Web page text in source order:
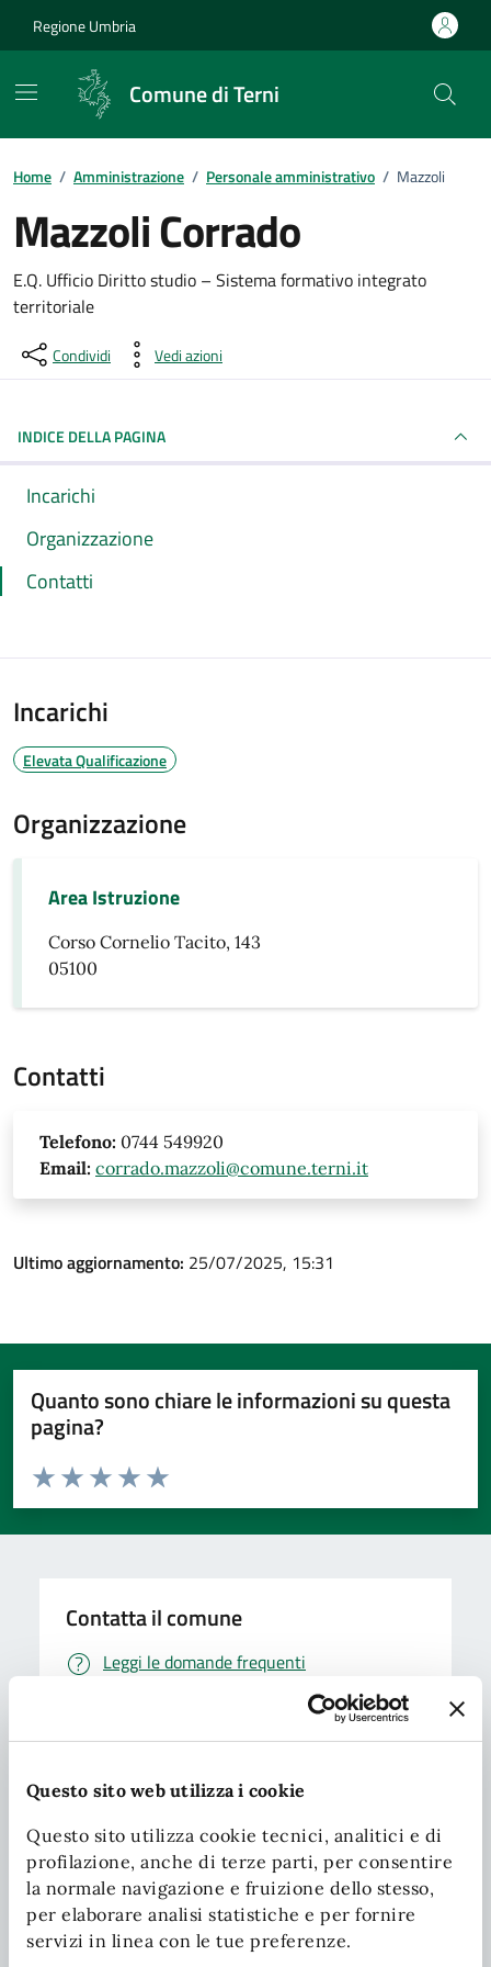
Questo sito web utilizza i cookie
Questo sito utilizza cookie tecnici, analitici e di
profilazione, anche di terze parti, per consentire
la normale navigazione e fruizione dello stesso,
per elaborare analisi statistiche e per fornire
servizi in linea con le tue preferenze.
Regione Umbria
Comune di Terni
Home / Amministrazione / Personale amministrativo / Mazzoli
Mazzoli Corrado
Dettagli della persona pubblica
E.Q. Ufficio Diritto studio – Sistema formativo integrato
territoriale
Condividi Vedi azioni
INDICE DELLA PAGINA
Incarichi
Organizzazione
Contatti
Incarichi
Elevata Qualificazione
Organizzazione
Area Istruzione
Corso Cornelio Tacito, 143
05100
Contatti
Telefono: 0744 549920
Email: corrado.mazzoli@comune.terni.it
Ultimo aggiornamento: 25/07/2025, 15:31
Quanto sono chiare le informazioni su questa
pagina?
Valuta da 1 a 5 stelle la pagina
Valuta 5 stelle su 5
Valuta 4 stelle su 5
Valuta 3 stelle su 5
Valuta 2 stelle su 5
Valuta 1 stelle su 5
Contatta il comune
Leggi le domande frequenti
Prenota appuntamento
Problemi in città
Segnala disservizio